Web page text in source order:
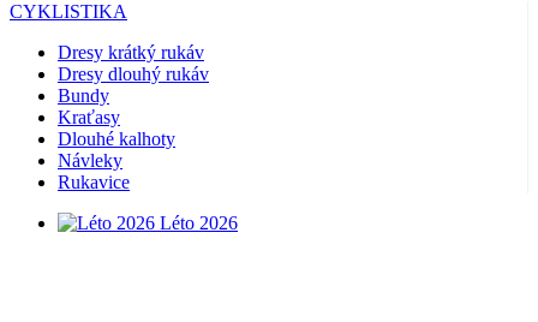
CYKLISTIKA
Dresy krátký rukáv
Dresy dlouhý rukáv
Bundy
Kraťasy
Dlouhé kalhoty
Návleky
Rukavice
Léto 2026